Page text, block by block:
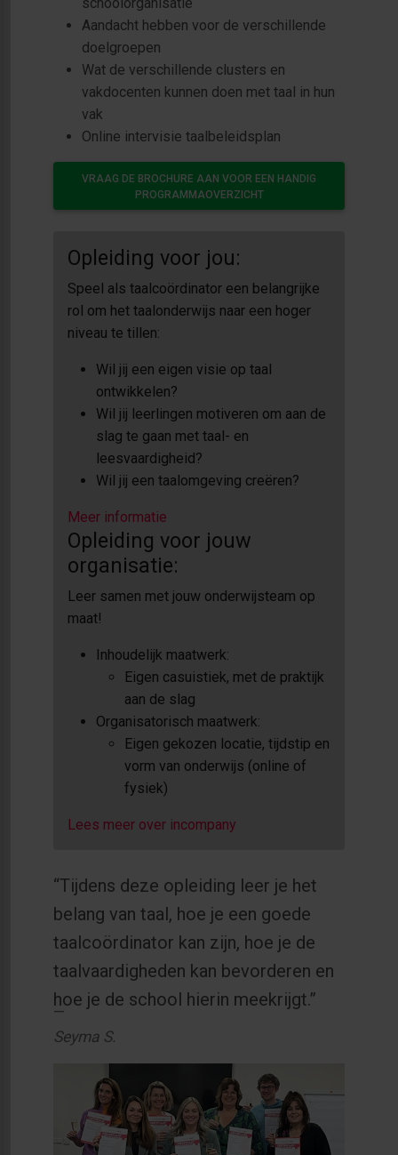
Aandacht hebben voor de verschillende
doelgroepen
Wat de verschillende clusters en
vakdocenten kunnen doen met taal in hun
vak
Online intervisie taalbeleidsplan
VRAAG DE BROCHURE AAN VOOR EEN HANDIG
PROGRAMMAOVERZICHT
Opleiding voor jou:
Speel als taalcoördinator een belangrijke
rol om het taalonderwijs naar een hoger
niveau te tillen:
Wil jij een eigen visie op taal
ontwikkelen?
Wil jij leerlingen motiveren om aan de
slag te gaan met taal- en
leesvaardigheid?
Wil jij een taalomgeving creëren?
Meer informatie
Opleiding voor jouw
organisatie:
Leer samen met jouw onderwijsteam op
maat!
Inhoudelijk maatwerk:
Eigen casuistiek, met de praktijk
aan de slag
Organisatorisch maatwerk:
Eigen gekozen locatie, tijdstip en
vorm van onderwijs (online of
fysiek)
Lees meer over incompany
“Tijdens deze opleiding leer je het
belang van taal, hoe je een goede
taalcoördinator kan zijn, hoe je de
taalvaardigheden kan bevorderen en
hoe je de school hierin meekrijgt.”
Seyma S.